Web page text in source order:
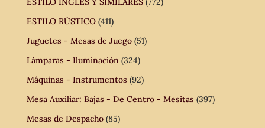
ESTILO RÚSTICO (411)
Juguetes - Mesas de Juego (51)
Lámparas - Iluminación (324)
Máquinas - Instrumentos (92)
Mesa Auxiliar: Bajas - De Centro - Mesitas (397)
Mesas de Despacho (85)